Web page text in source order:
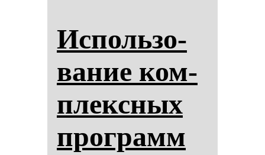
Ис­поль­зо­
ва­ние ком­
плексных
прог­рамм